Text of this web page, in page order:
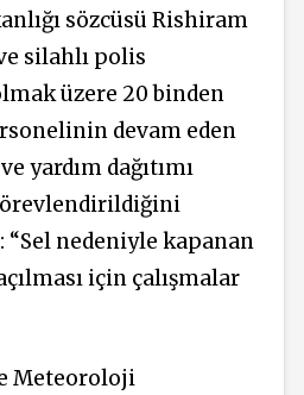
sözcüsü Rishiram
silahlı polis
üzere 20 binden
devam eden
yardım dağıtımı
“Sel nedeniyle kapanan
için çalışmalar
Meteoroloji